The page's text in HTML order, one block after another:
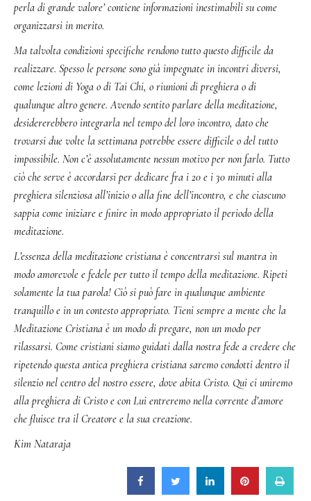
perla di grande valore’contiene informazioni inestimabili su come
organizzarsi in merito.
Ma talvolta condizioni specifiche rendono tutto questo difficile da
realizzare. Spesso le persone sono già impegnate in incontri diversi,
come lezioni di Yoga o di Tai Chi, o riunioni di preghiera o di
qualunque altro genere. Avendo sentito parlare della meditazione,
desidererebbero integrarla nel tempo del loro incontro, dato che
trovarsi due volte la settimana potrebbe essere difficile o del tutto
impossibile. Non c’è assolutamente nessun motivo per non farlo. Tutto
ciò che serve è accordarsi per dedicare fra i 20 e i 30 minuti alla
preghiera silenziosa all’inizio o alla fine dell’incontro, e che ciascuno
sappia come iniziare e finire in modo appropriato il periodo della
meditazione.
L’essenza della meditazione cristiana è concentrarsi sul mantra in
modo amorevole e fedele per tutto il tempo della meditazione. Ripeti
solamente la tua parola! Ciò si può fare in qualunque ambiente
tranquillo e in un contesto appropriato. Tieni sempre a mente che la
Meditazione Cristiana è un modo di pregare, non un modo per
rilassarsi. Come cristiani siamo guidati dalla nostra fede a credere che
ripetendo questa antica preghiera cristiana saremo condotti dentro il
silenzio nel centro del nostro essere, dove abita Cristo. Qui ci uniremo
alla preghiera di Cristo e con Lui entreremo nella corrente d’amore
che fluisce tra il Creatore e la sua creazione.
Kim Nataraja